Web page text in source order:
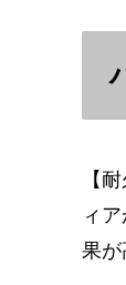
【
ィ
果が